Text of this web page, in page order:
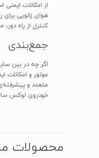
کنترل از راه
جمع‌بندی
موتور و امکانات
خودروی لوکس
محصولات